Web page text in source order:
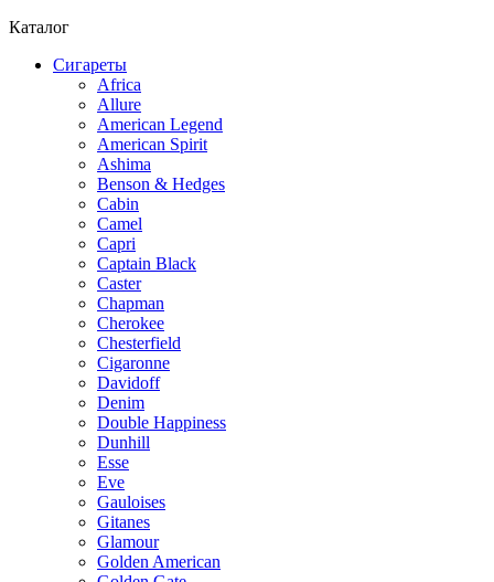
Каталог
Сигареты
Africa
Allure
American Legend
American Spirit
Ashima
Benson & Hedges
Cabin
Camel
Capri
Captain Black
Caster
Chapman
Cherokee
Chesterfield
Cigaronne
Davidoff
Denim
Double Happiness
Dunhill
Esse
Eve
Gauloises
Gitanes
Glamour
Golden American